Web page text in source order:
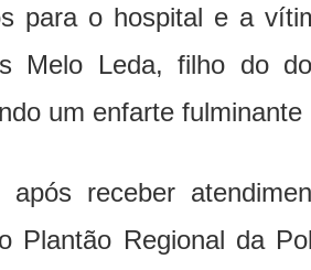
para o hospital e a
Melo Leda, filho do
um enfarte fulminante
receber
Plantão Regional da